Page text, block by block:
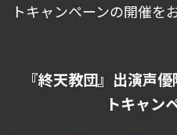
トキャンペーンの開催を
『終天教団』出演声
トキャン